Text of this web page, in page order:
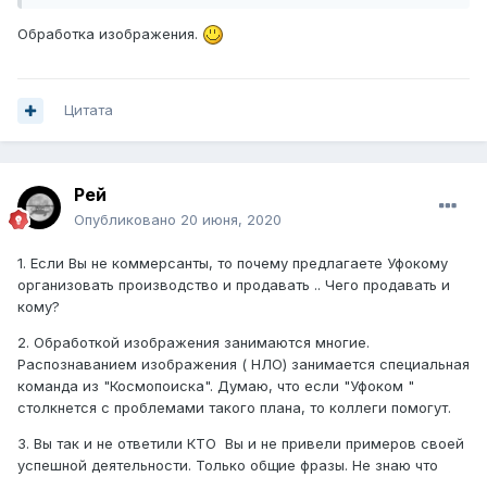
Обработка изображения.
Цитата
Рей
Опубликовано 20 июня, 2020
1. Если Вы не коммерсанты, то почему предлагаете Уфокому
организовать производство и продавать .. Чего продавать и
кому?
2. Обработкой изображения занимаются многие.
Распознаванием изображения ( НЛО) занимается специальная
команда из "Космопоиска". Думаю, что если "Уфоком "
столкнется с проблемами такого плана, то коллеги помогут.
3. Вы так и не ответили КТО Вы и не привели примеров своей
успешной деятельности. Только общие фразы. Не знаю что